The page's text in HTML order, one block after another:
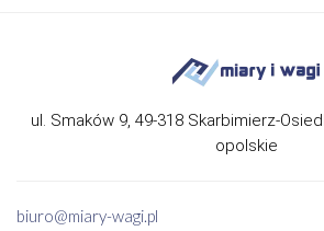
ul. Smaków 9, 49-318 Skarbimierz-
opolskie
biuro@miary-wagi.pl